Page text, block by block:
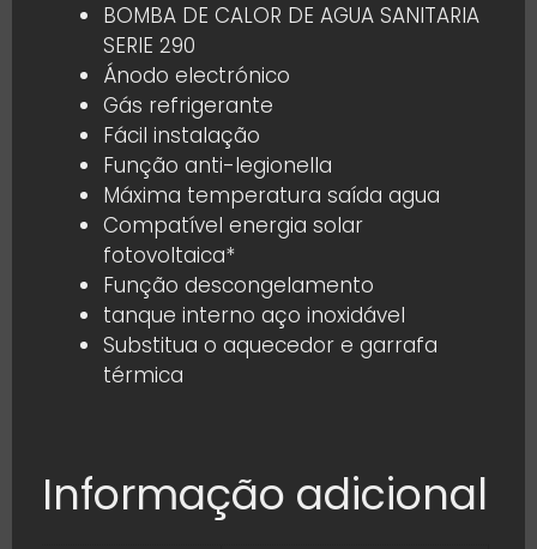
BOMBA DE CALOR DE AGUA SANITARIA
SERIE 290
Ánodo electrónico
Gás refrigerante
Fácil instalação
Função anti-legionella
Máxima temperatura saída agua
Compatível energia solar
fotovoltaica*
Função descongelamento
tanque interno aço inoxidável
Substitua o aquecedor e garrafa
térmica
Informação adicional